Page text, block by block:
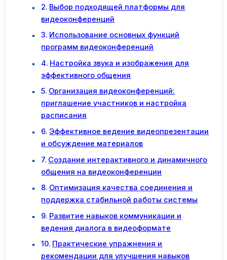
Выбор подходящей платформы для
видеоконференций
Использование основных функций
программ видеоконференций
Настройка звука и изображения для
эффективного общения
Организация видеоконференций:
приглашение участников и настройка
расписания
Эффективное ведение видеопрезентации
и обсуждение материалов
Создание интерактивного и динамичного
общения на видеоконференции
Оптимизация качества соединения и
поддержка стабильной работы системы
Развитие навыков коммуникации и
ведения диалога в видеоформате
Практические упражнения и
рекомендации для улучшения навыков